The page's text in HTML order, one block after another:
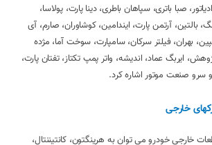
صبا باتری، سپاهان باطری، دینا پارت، پولاسا،
بالتین، آرتمن پارت، ایندامین، کوشاوران، صارم، آی
بهران، فیلتر سرکان، سامپارت، سوخت آما، مژده
ایربگ عماد، اندیشه، واتر پمپ تکتاز، تفتان پارت،
و سرو صنعت موتور اشاره کرد.
خارجی
خارجی خودرو می توان به هرینگتون، کانتیننتال،